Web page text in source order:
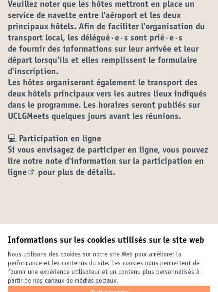
Informations sur les cookies utilisés sur le site web
Nous utilisons des cookies sur notre site Web pour améliorer la
performance et les contenus du site. Les cookies nous permettent de
fournir une expérience utilisateur et un contenu plus personnalisés à
partir de nos canaux de médias sociaux.
Veuillez noter que les hôtes mettront en place un
service de navette entre l'aéroport et les deux
principaux hôtels. Afin de faciliter l'organisation du
transport local, les délégué·e·s sont prié·e·s
de fournir des informations sur leur arrivée et leur
départ lorsqu'ils et elles remplissent le formulaire
d'inscription.
Les hôtes organiseront également le transport des
deux hôtels principaux vers les autres lieux indiqués
dans le programme. Les horaires seront publiés sur
UCLGMeets quelques jours avant les réunions.
💻 Participation en ligne
Si vous envisagez de participer en ligne, vous pouvez
lire notre note d'information sur la participation en
ligne
(Lien externe)
pour plus de détails.
Conditions d'utilisation
Paramètres des cookies
United Cities and Local Governments sur X
(Lien externe)
United Cities and Local Governments sur Facebook
(Lien externe)
United Cities and Local Governments sur YouTube
(Lien externe)
Français
Elegir el idiomaChoose languageChoisir la langue